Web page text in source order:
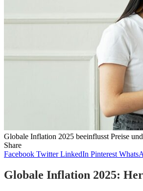
Globale Inflation 2025 beeinflusst Preise
Share
Facebook Twitter LinkedIn Pinterest
Globale Inflation 2025: